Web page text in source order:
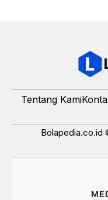
Tentang Kami
Bolapedia.co.id